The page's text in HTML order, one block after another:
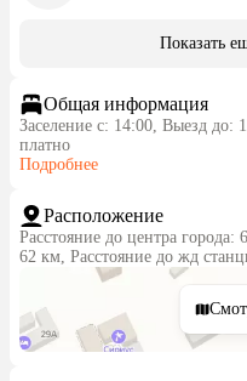
Показать
Общая информация
Заселение с: 14:00, Выезд
платно
Подробнее
Расположение
Расстояние до центра города: 6 км, Расстояние до аэропорта Сочи:
62 км, Расстояние до жд